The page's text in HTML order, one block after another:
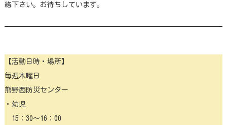
絡下さい。お待ちしています。
【活動日時・場所】
毎週木曜日
熊野西防災センター
・幼児
15：30～16：00